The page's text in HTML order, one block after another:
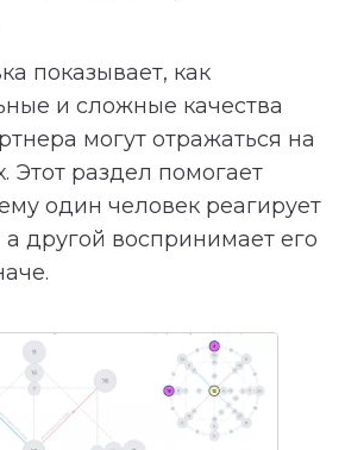
показывает, как
и сложные качества
могут отражаться на
Этот раздел помогает
один человек реагирует
а другой воспринимает его